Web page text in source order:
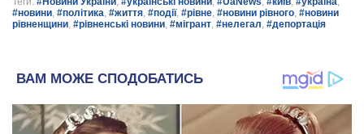
#новини, #політика, #життя, #події, #рівне, #новини рівного, #новини
рівненщини, #рівненські новини, #мігрант, #нелегал, #депортація